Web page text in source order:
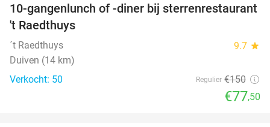
48%
NEW
TODAY
10-gangenlunch of -diner bij sterrenrestaurant
't Raedthuys
´t Raedthuys 9.7 star
Duiven (14 km)
Verkocht: 50
Regulier €150
€77,50